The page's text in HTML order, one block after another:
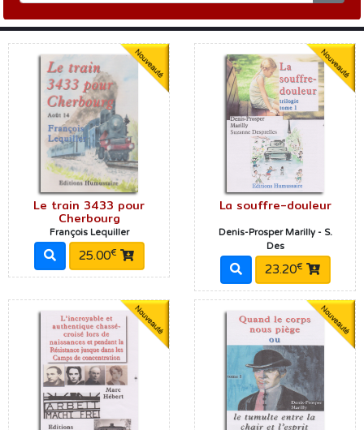
Le train 3433 pour
Cherbourg
François Lequiller
25.00€
La souffre-douleur
Denis-Prosper Marilly - S.
Des
23.20€